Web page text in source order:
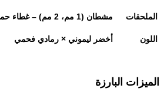
الملحقات مشطان (1 مم، 2 مم) – غطاء حماية للشفرات
اللون أخضر ليموني × رمادي فحمي
الميزات البارزة